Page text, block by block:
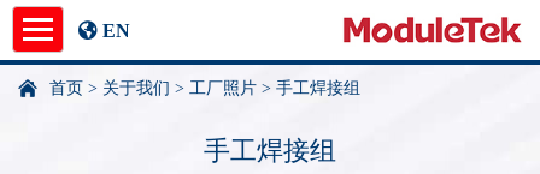
EN
首页 > 关于我们 > 工厂照片 > 手工焊接组
手工焊接组
产品中心
应用指南